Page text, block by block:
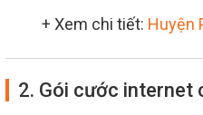
+ Xem chi tiết: Huyện
2. Gói cước internet